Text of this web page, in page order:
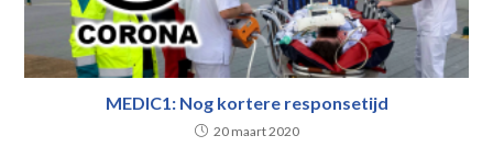
MEDIC1: Nog kortere responsetijd
20 maart 2020